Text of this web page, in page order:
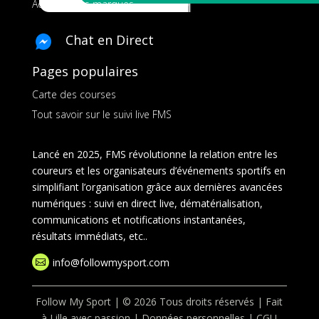
Ads pour les marques
Chat en Direct
Pages populaires
Carte des courses
Tout savoir sur le suivi live FMS
Lancé en 2025, FMS révolutionne la relation entre les
coureurs et les organisateurs d’événements sportifs en
simplifiant l’organisation grâce aux dernières avancées
numériques : suivi en direct live, dématérialisation,
communications et notifications instantanées,
résultats immédiats, etc..
 info@followmysport.com
Follow My Sport | © 2026 Tous droits réservés | Fait